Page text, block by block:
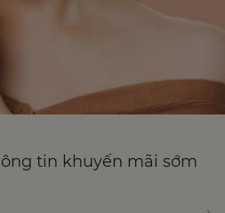
tin khuyến mãi sớm